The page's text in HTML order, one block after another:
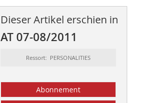
Dieser Artikel erschien in
AT 07-08/2011
Ressort: PERSONALITIES
Abonnement